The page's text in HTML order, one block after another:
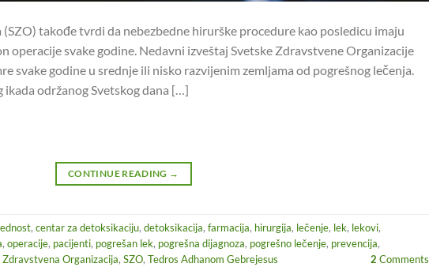
takođe tvrdi da nebezbedne hirurške procedure kao posledicu imaju
operacije svake godine. Nedavni izveštaj Svetske Zdravstvene Organizacije
svake godine u srednje ili nisko razvijenim zemljama od pogrešnog lečenja.
održanog Svetskog dana […]
CONTINUE READING →
, centar za detoksikaciju, detoksikacija, farmacija, hirurgija, lečenje, lek, lekovi,
, operacije, pacijenti, pogrešan lek, pogrešna dijagnoza, pogrešno lečenje, prevencija,
Organizacija, SZO, Tedros Adhanom Gebrejesus 2 Comments